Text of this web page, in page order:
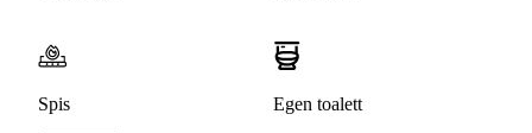
Spis Egen toalett